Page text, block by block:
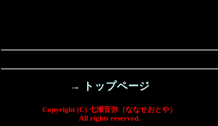
→ トップページ
Copyright (C) 七瀬音弥（ななせおとや）
All rights reserved.